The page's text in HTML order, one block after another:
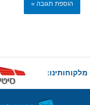
מלקוחותינו: